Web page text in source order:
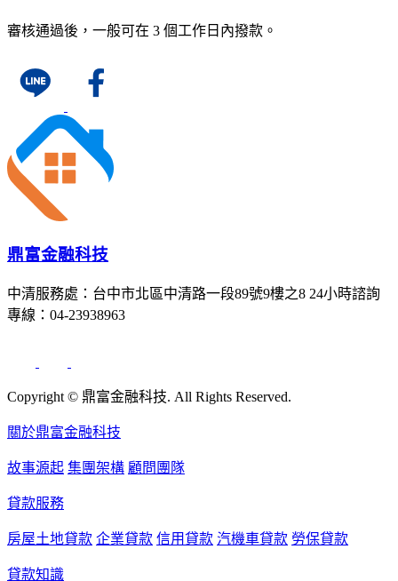
審核通過後，一般可在 3 個工作日內撥款。
鼎富金融科技
中清服務處：台中市北區中清路一段89號9樓之8 24小時諮詢
專線：04-23938963
Copyright © 鼎富金融科技. All Rights Reserved.
關於鼎富金融科技
故事源起 集團架構 顧問團隊
貸款服務
房屋土地貸款 企業貸款 信用貸款 汽機車貸款 勞保貸款
貸款知識